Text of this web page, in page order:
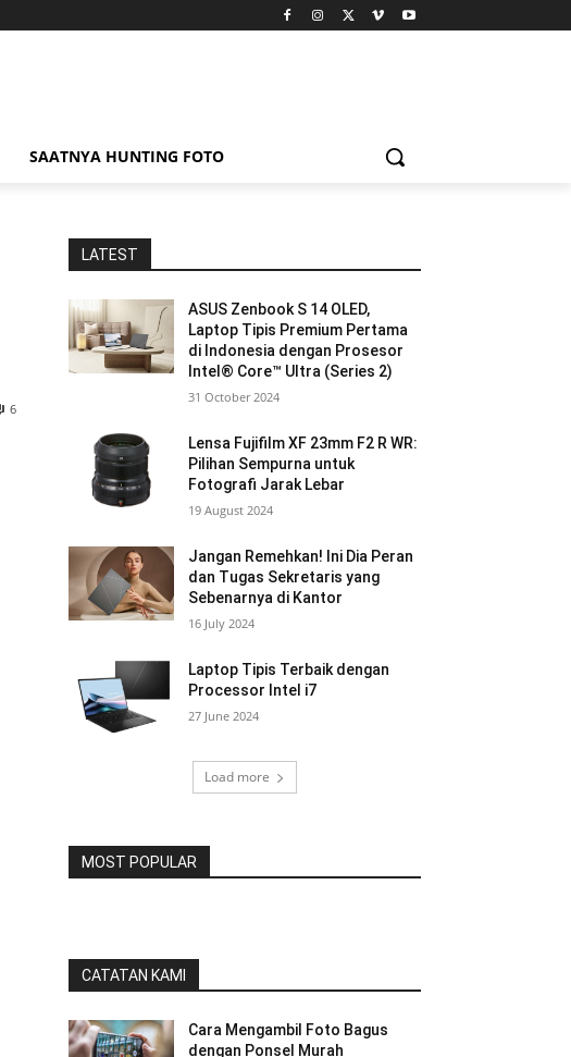
SAATNYA HUNTING FOTO
6
LATEST
ASUS Zenbook S 14 OLED,
Laptop Tipis Premium Pertama
di Indonesia dengan Prosesor
Intel® Core™ Ultra (Series 2)
31 October 2024
Lensa Fujifilm XF 23mm F2 R WR:
Pilihan Sempurna untuk
Fotografi Jarak Lebar
19 August 2024
Jangan Remehkan! Ini Dia Peran
dan Tugas Sekretaris yang
Sebenarnya di Kantor
16 July 2024
Laptop Tipis Terbaik dengan
Processor Intel i7
27 June 2024
Load more
MOST POPULAR
CATATAN KAMI
Cara Mengambil Foto Bagus
dengan Ponsel Murah